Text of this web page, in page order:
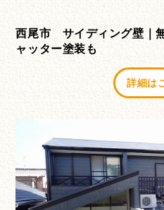
西尾市 サイディング壁｜
ャッター塗装も
詳細は